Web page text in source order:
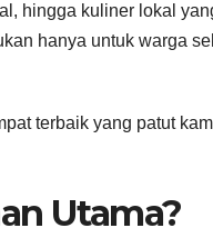
hingga kuliner lokal
hanya untuk warga
terbaik yang patut
Utama?